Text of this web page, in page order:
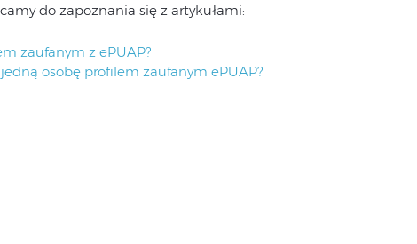
do zapoznania się z artykułami:
zaufanym z ePUAP?
osobę profilem zaufanym ePUAP?